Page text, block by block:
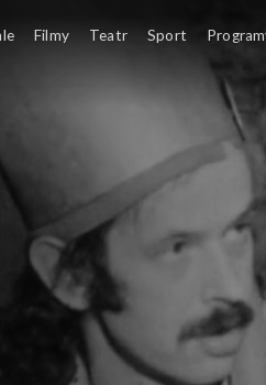
Filmy Teatr Sport